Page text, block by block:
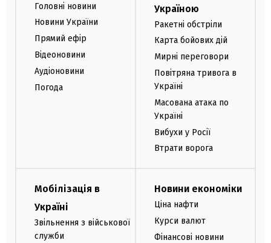
Головні новини
Новини України
Прямий ефір
Відеоновини
Аудіоновини
Погода
Україною
Ракетні обстріли
Карта бойових дій
Мирні переговори
Повітряна тривога в
Україні
Масована атака по
Україні
Вибухи у Росії
Втрати ворога
Мобілізація в
Україні
Звільнення з військової
служби
Новини економіки
Ціна нафти
Курси валют
Фінансові новини